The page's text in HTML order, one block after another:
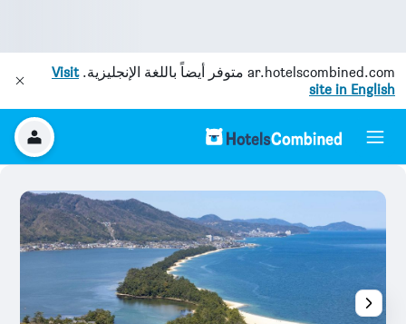
ar.hotelscombined.com متوفر أيضاً باللغة الإنجليزية.Visit
site in English